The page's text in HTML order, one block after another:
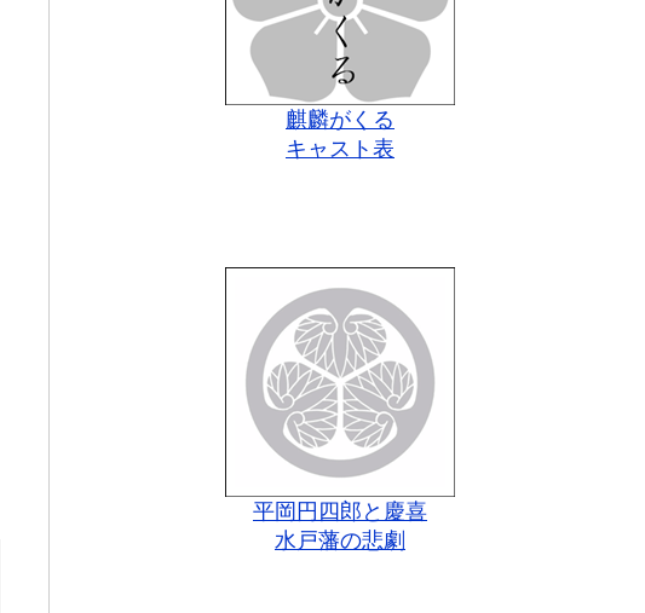
麒麟がくる
キャスト表
平岡円四郎と慶喜
水戸藩の悲劇